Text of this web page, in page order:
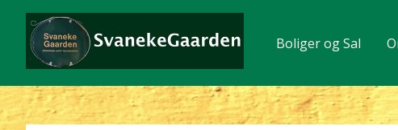
Boliger og Sal